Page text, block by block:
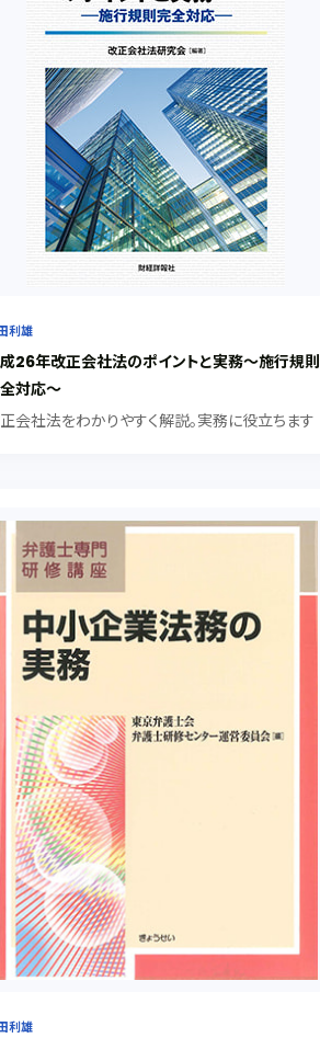
利雄
26年改正会社法のポイントと実務〜施行規則
対応〜
会社法をわかりやすく解説。実務に役立ちます
利雄